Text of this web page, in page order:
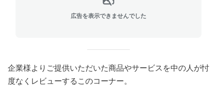
広告を表示できませんでした
企業様よりご提供いただいた商品やサービスを中の人が忖
度なくレビューするこのコーナー。